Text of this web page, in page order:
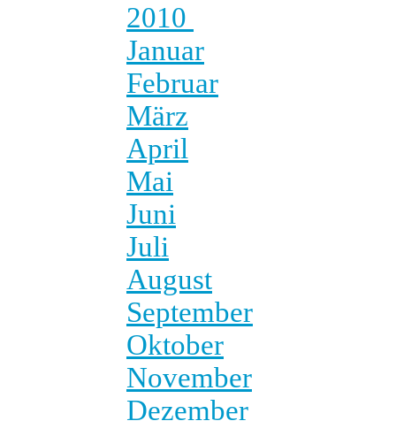
2010
Januar
Februar
März
April
Mai
Juni
Juli
August
September
Oktober
November
Dezember